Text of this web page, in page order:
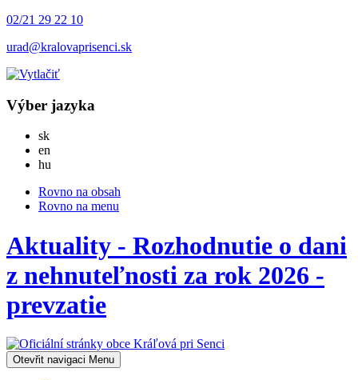
02/21 29 22 10
urad@kralovaprisenci.sk
Výber jazyka
skSlovensky
en
hu
Rovno na obsah
Rovno na menu
Aktuality - Rozhodnutie o dani
z nehnuteľnosti za rok 2026 -
prevzatie
Otevřit navigaci Menu